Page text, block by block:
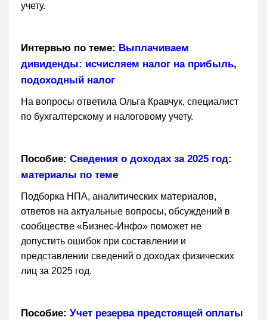
учету.
Интервью по теме: Выплачиваем
дивиденды: исчисляем налог на прибыль,
подоходный налог
На вопросы ответила Ольга Кравчук, специалист
по бухгалтерскому и налоговому учету.
Пособие: Сведения о доходах за 2025 год:
материалы по теме
Подборка НПА, аналитических материалов,
ответов на актуальные вопросы, обсуждений в
сообществе «Бизнес-Инфо» поможет не
допустить ошибок при составлении и
представлении сведений о доходах физических
лиц за 2025 год.
Пособие: Учет резерва предстоящей оплаты